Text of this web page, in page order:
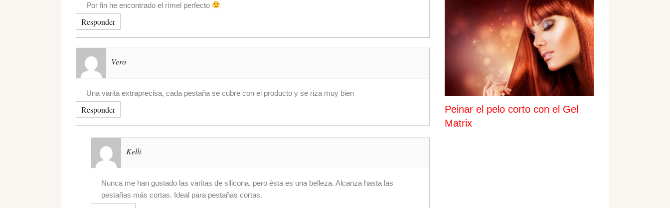
Por fin he encontrado el rímel perfecto
Responder
Vero
Una varita extraprecisa, cada pestaña se cubre con el producto y se riza muy bien
Responder
Kelli
Nunca me han gustado las varitas de silicona, pero ésta es una belleza. Alcanza hasta las
pestañas más cortas. Ideal para pestañas cortas.
Peinar el pelo corto con el Gel
Matrix